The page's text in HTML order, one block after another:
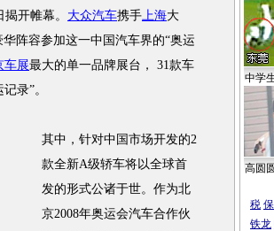
开帷幕。 大众汽车携手上海大
阵容参加这一中国汽车界的“奥运
车展最大的单一品牌展台， 31款车
录”。
其中，针对中国市场开发的2
款全新A级轿车将以全球首
发的形式公诸于世。作为北
京2008年奥运会汽车合作伙
中学
高圆
税
铁龙